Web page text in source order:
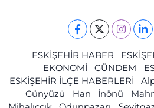
ESKİŞEHİR HABER
EKONOMİ
GÜNDEM
ESKİŞEHİR İLÇE HABERLERİ
Günyüzü
Han İnönü